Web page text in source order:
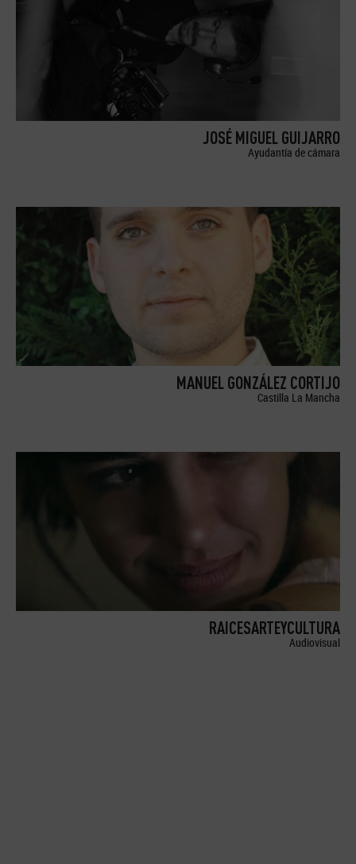
JOSÉ MIGUEL GUIJARRO
Ayudantía de cámara
MANUEL GONZÁLEZ CORTIJO
Castilla La Mancha
RAICESARTEYCULTURA
Audiovisual